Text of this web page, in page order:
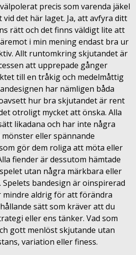
precis som varenda jäkel
det här laget. Ja, att avfyra ditt
rätt och det finns väldigt lite att
i min mening endast bra ur
Allt runtomkring skjutandet är
att upprepade gånger
till en tråkig och medelmåttig
har nämligen båda
hur bra skjutandet är rent
otroligt mycket att önska. Alla
likadana och har inte några
eller spännande
gör dem roliga att möta eller
fiender är dessutom hämtade
utan några märkbara eller
bandesign är oinspirerad
mindre aldrig för att förändra
sätt som kräver att du
eller ens tänker. Vad som
gott menlöst skjutande utan
variation eller finess.